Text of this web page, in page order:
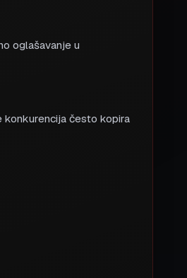
oglašavanje u
konkurencija često kopira